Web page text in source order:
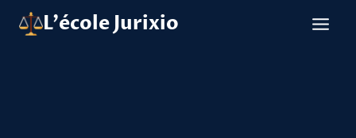
L'école Jurixio